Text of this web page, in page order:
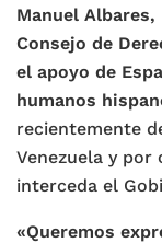
Manuel
Consejo de
el apoyo de
humanos
recientemente
Venezuela y por
interceda el
«Queremos